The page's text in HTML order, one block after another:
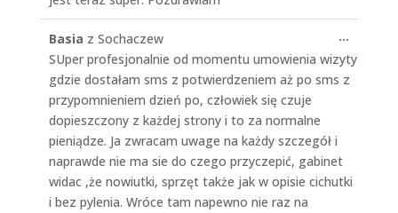
Basia z Sochaczew
SUper profesjonalnie od momentu umowienia wizyty
gdzie dostałam sms z potwierdzeniem aż po sms z
przypomnieniem dzień po, człowiek się czuje
dopieszczony z każdej strony i to za normalne
pieniądze. Ja zwracam uwage na każdy szczegół i
naprawde nie ma sie do czego przyczepić, gabinet
widac ,że nowiutki, sprzęt także jak w opisie cichutki
i bez pylenia. Wróce tam napewno nie raz na
...